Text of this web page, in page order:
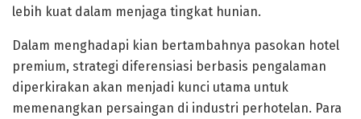
lebih kuat dalam menjaga tingkat hunian.
Dalam menghadapi kian bertambahnya pasokan hotel
premium, strategi diferensiasi berbasis pengalaman
diperkirakan akan menjadi kunci utama untuk
memenangkan persaingan di industri perhotelan. Para